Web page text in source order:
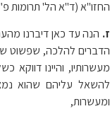
החזו"א (ד"א הל' תרומות
ז. הנה עד כאן דיברנו
הדברים להלכה, שפשוט
מעשרותיו, והיינו
להשאל עליהם שהוא
ומעשרות,